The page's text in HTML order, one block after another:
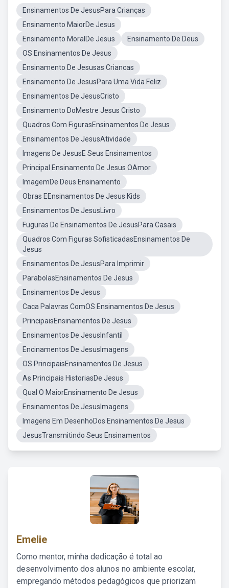
Ensinamentos De JesusPara Crianças
Ensinamento MaiorDe Jesus
Ensinamento MoralDe Jesus
Ensinamento De Deus
OS Ensinamentos De Jesus
Ensinamento De Jesusas Criancas
Ensinamento De JesusPara Uma Vida Feliz
Ensinamentos De JesusCristo
Ensinamento DoMestre Jesus Cristo
Quadros Com FigurasEnsinamentos De Jesus
Ensinamentos De JesusAtividade
Imagens De JesusE Seus Ensinamentos
Principal Ensinamento De Jesus OAmor
ImagemDe Deus Ensinamento
Obras EEnsinamentos De Jesus Kids
Ensinamentos De JesusLivro
Fuguras De Ensinamentos De JesusPara Casais
Quadros Com Figuras SofisticadasEnsinamentos De
Jesus
Ensinamentos De JesusPara Imprimir
ParabolasEnsinamentos De Jesus
Ensinamentos De Jesus
Caca Palavras ComOS Ensinamentos De Jesus
PrincipaisEnsinamentos De Jesus
Ensinamentos De JesusInfantil
Encinamentos De JesusImagens
OS PrincipaisEnsinamentos De Jesus
As Principais HistoriasDe Jesus
Qual O MaiorEnsinamento De Jesus
Ensinamentos De JesusImagens
Imagens Em DesenhoDos Ensinamentos De Jesus
JesusTransmitindo Seus Ensinamentos
Emelie
Como mentor, minha dedicação é total ao
desenvolvimento dos alunos no ambiente escolar,
empregando métodos pedagógicos que priorizam